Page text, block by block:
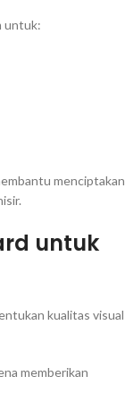
untuk:
menciptakan
untuk
kualitas visual
memberikan